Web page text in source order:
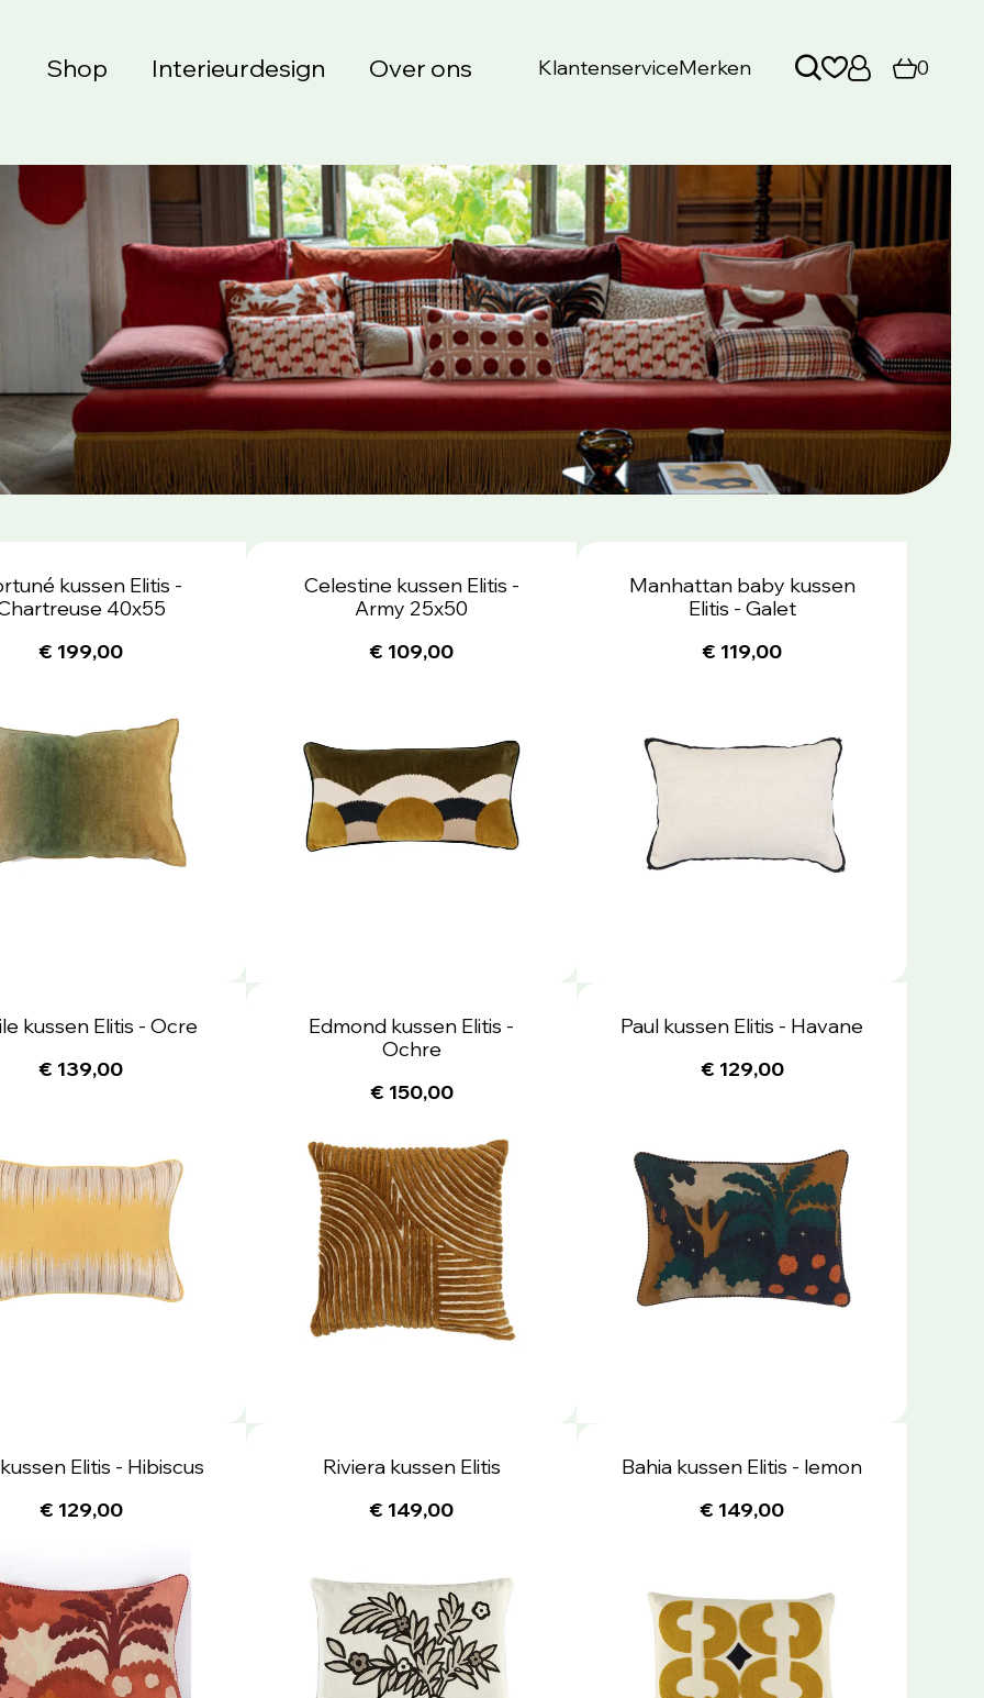
Shop Interieurdesign Over ons KlantenserviceMerken 0
kussen Elitis -
40x55
€ 199,00
Celestine kussen Elitis -
Army 25x50
€ 109,00
Manhattan baby kussen
Elitis - Galet
€ 119,00
kussen Elitis - Ocre
€ 139,00
Edmond kussen Elitis -
Ochre
€ 150,00
Paul kussen Elitis - Havane
€ 129,00
Elitis - Hibiscus
€ 129,00
Riviera kussen Elitis
€ 149,00
Bahia kussen Elitis - lemon
€ 149,00